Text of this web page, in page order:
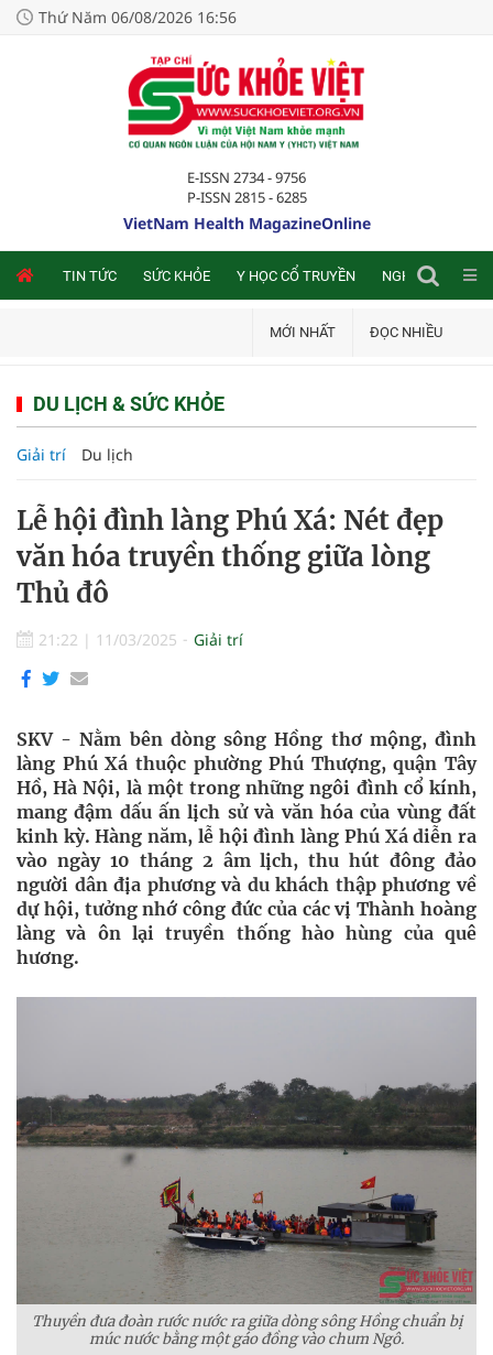
Thứ Năm 06/08/2026 16:56
E-ISSN 2734 - 9756
P-ISSN 2815 - 6285
VietNam Health MagazineOnline
TIN TỨC SỨC KHỎE Y HỌC CỔ TRUYỀN NGHIÊN CỨU
MỚI NHẤT ĐỌC NHIỀU
DU LỊCH & SỨC KHỎE
Giải trí Du lịch
Lễ hội đình làng Phú Xá: Nét đẹp
văn hóa truyền thống giữa lòng
Thủ đô
21:22 | 11/03/2025 Giải trí
SKV - Nằm bên dòng sông Hồng thơ mộng, đình
làng Phú Xá thuộc phường Phú Thượng, quận Tây
Hồ, Hà Nội, là một trong những ngôi đình cổ kính,
mang đậm dấu ấn lịch sử và văn hóa của vùng đất
kinh kỳ. Hàng năm, lễ hội đình làng Phú Xá diễn ra
vào ngày 10 tháng 2 âm lịch, thu hút đông đảo
người dân địa phương và du khách thập phương về
dự hội, tưởng nhớ công đức của các vị Thành hoàng
làng và ôn lại truyền thống hào hùng của quê
hương.
Thuyền đưa đoàn rước nước ra giữa dòng sông Hồng chuẩn bị
múc nước bằng một gáo đồng vào chum Ngô.